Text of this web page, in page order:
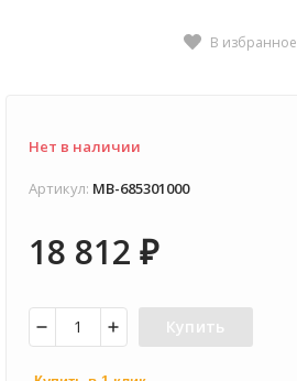
В избранное
Нет в наличии
Артикул: MB-685301000
18 812 ₽
Купить